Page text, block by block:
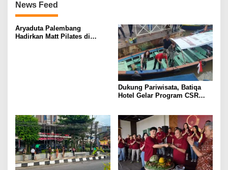
News Feed
Aryaduta Palembang
Hadirkan Matt Pilates di
Dukung Pariwisata, Batiqa
Hotel Gelar Program CSR